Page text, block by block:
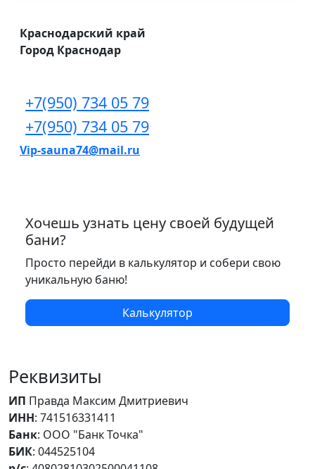
Краснодарский край
Город Краснодар
+7(950) 734 05 79
+7(950) 734 05 79
Vip-sauna74@mail.ru
Хочешь узнать цену своей будущей
бани?
Просто перейди в калькулятор и собери свою
уникальную баню!
Калькулятор
Реквизиты
ИП Правда Максим Дмитриевич
ИНН: 741516331411
Банк: ООО "Банк Точка"
БИК: 044525104